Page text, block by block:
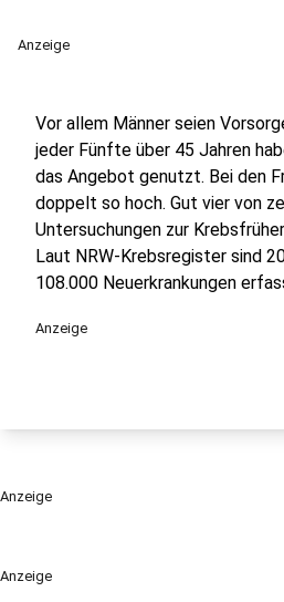
Anzeige
Anzeige
Vor allem Männer seien
jeder Fünfte über 45 Jahren
das Angebot genutzt. Bei den
doppelt so hoch. Gut vier von
Untersuchungen zur
Laut NRW-Krebsregister sind
108.000 Neuerkrankungen
Anzeige
Anzeige